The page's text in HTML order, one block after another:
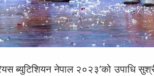
ब्युटिशियन नेपाल २०२३’को उपाधि